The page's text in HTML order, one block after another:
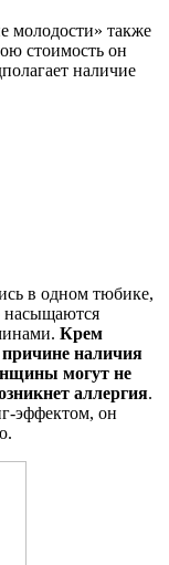
молодости» также
стоимость он
наличие
в одном тюбике,
насыщаются
Крем
наличия
могут не
аллергия.
эффектом, он